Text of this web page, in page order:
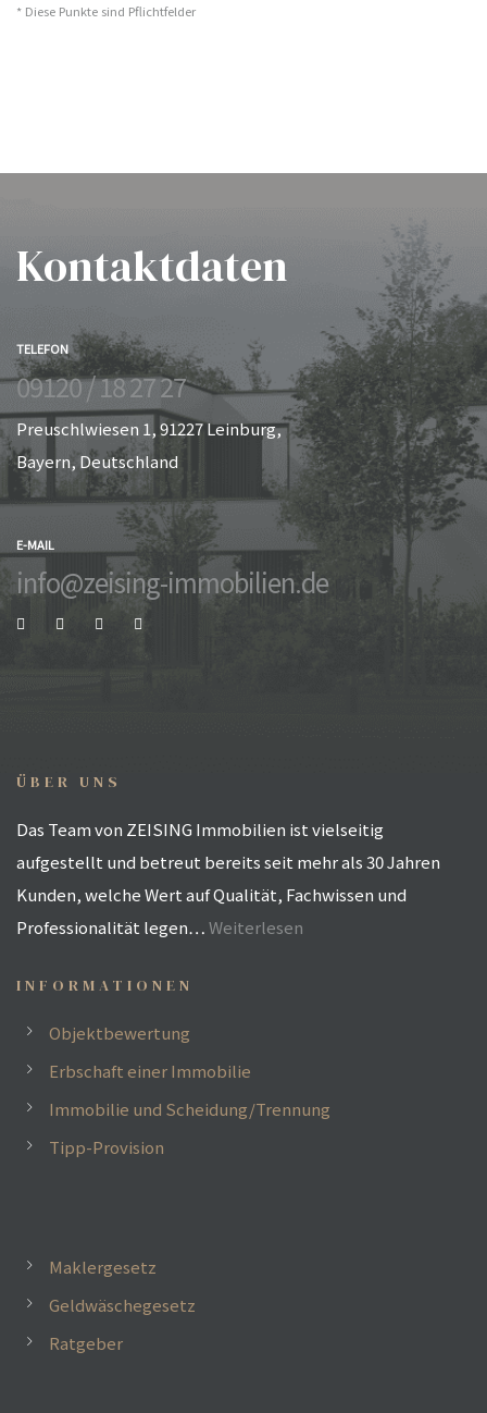
* Diese Punkte sind Pflichtfelder
Kontaktdaten
TELEFON
09120 / 18 27 27
Preuschlwiesen 1, 91227 Leinburg,
Bayern, Deutschland
E-MAIL
info@zeising-immobilien.de
ÜBER UNS
Das Team von ZEISING Immobilien ist vielseitig
aufgestellt und betreut bereits seit mehr als 30 Jahren
Kunden, welche Wert auf Qualität, Fachwissen und
Professionalität legen…Weiterlesen
INFORMATIONEN
Objektbewertung
Erbschaft einer Immobilie
Immobilie und Scheidung/Trennung
Tipp-Provision
Maklergesetz
Geldwäschegesetz
Ratgeber